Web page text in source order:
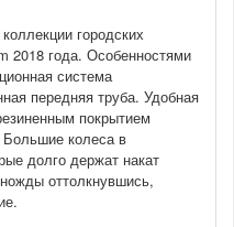
городских
2018 года. Особенностями
система
передняя труба. Удобная
покрытием
Большие колеса в
долго держат накат
оттолкнувшись,